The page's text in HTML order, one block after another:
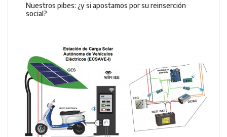
Nuestros pibes: ¿y si apostamos por su reinserción
social?